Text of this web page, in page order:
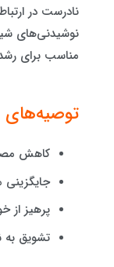
نادرست در
نوشیدنی‌های
مناسب برای
توصیه‌های
کاهش
جایگزینی
پرهیز از
تشویق